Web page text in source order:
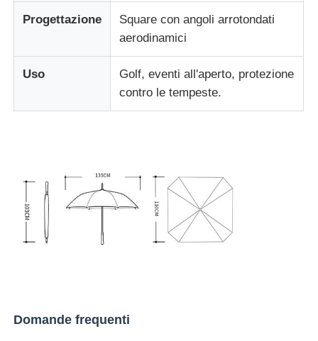
Progettazione
Square con angoli arrotondati
aerodinamici
Uso
Golf, eventi all'aperto, protezione
contro le tempeste.
Domande frequenti